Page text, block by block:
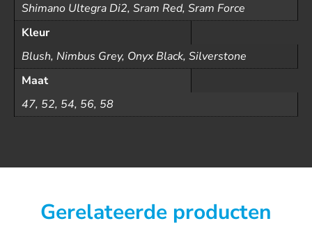
Shimano Ultegra Di2, Sram Red, Sram Force
Kleur
Blush, Nimbus Grey, Onyx Black, Silverstone
Maat
47, 52, 54, 56, 58
Gerelateerde producten